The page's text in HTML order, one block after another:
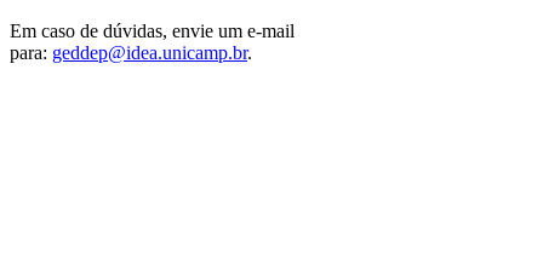
Em caso de dúvidas, envie um e-mail
para: geddep@idea.unicamp.br.